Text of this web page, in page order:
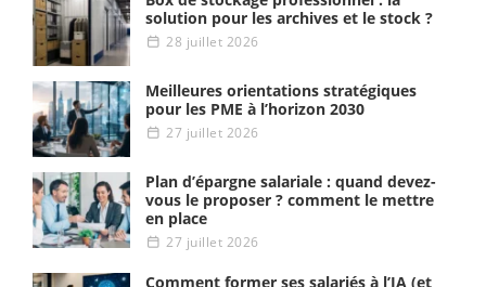
solution pour les archives et le stock ?
28 juillet 2026
Meilleures orientations stratégiques
pour les PME à l’horizon 2030
27 juillet 2026
Plan d’épargne salariale : quand devez-
vous le proposer ? comment le mettre
en place
27 juillet 2026
Comment former ses salariés à l’IA (et